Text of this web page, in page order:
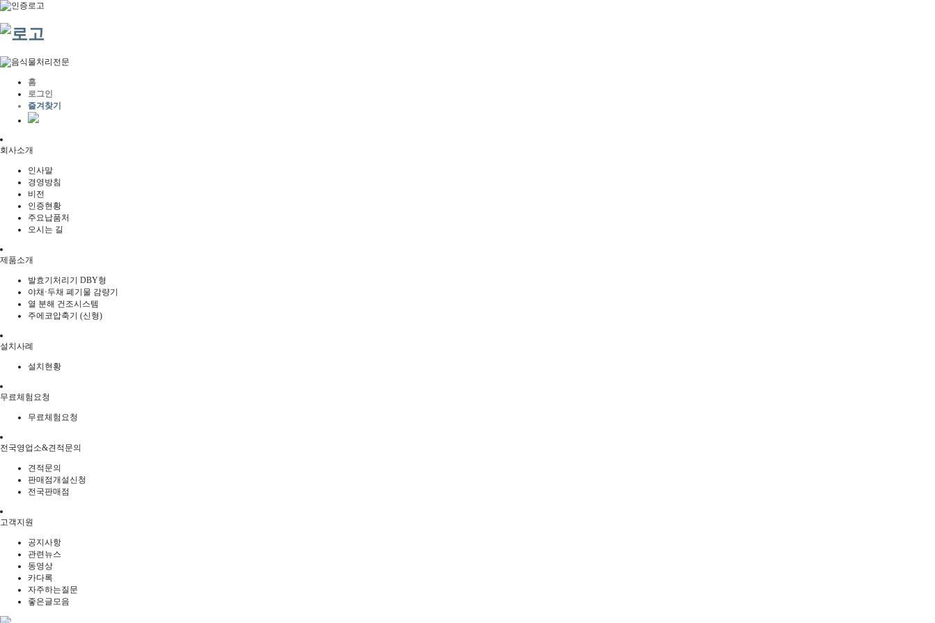
홈
로그인
즐겨찾기
회사소개
인사말
경영방침
비전
인증현황
주요납품처
오시는 길
제품소개
발효기처리기 DBY형
야채·두채 폐기물 감량기
열 분해 건조시스템
주에코압축기 (신형)
설치사례
설치현황
무료체험요청
무료체험요청
전국영업소&견적문의
견적문의
판매점개설신청
전국판매점
고객지원
공지사항
관련뉴스
동영상
카다록
자주하는질문
좋은글모음